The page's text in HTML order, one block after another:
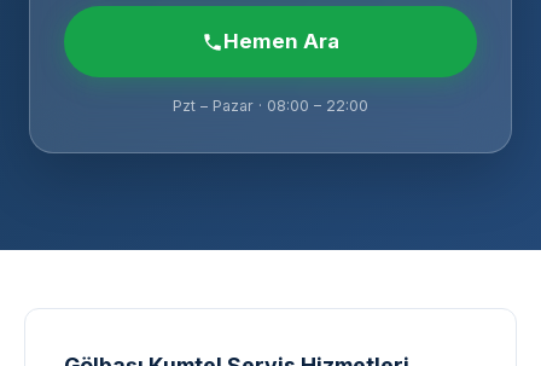
Hemen Ara
Pzt – Pazar · 08:00 – 22:00